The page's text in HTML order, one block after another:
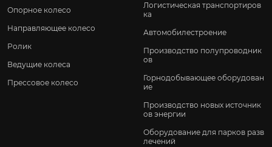
Опорное колесо
Направляющее колесо
Ролик
Ведущие колеса
Прессовое колесо
Логистическая транспортиров
ка
Автомобилестроение
Производство полупроводник
ов
Горнодобывающее оборудован
ие
Производство новых источник
ов энергии
Оборудование для парков разв
лечений